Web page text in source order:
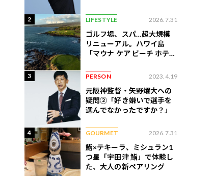
2 LIFESTYLE 2026.7.31
ゴルフ場、スパ…超大規模
リニューアル。ハワイ島
「マウナ ケア ビーチ ホテ
3 PERSON 2023.4.19
元阪神監督・矢野燿大への
疑問②「好き嫌いで選手を
選んでなかったですか？」
4 GOURMET 2026.7.31
鮨×テキーラ、ミシュラン1
つ星「宇田津 鮨」で体験し
た、大人の新ペアリング